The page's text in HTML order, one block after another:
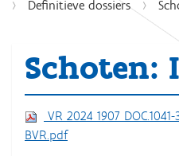
Definitieve dossiers
Schoten:
VR 2024 1907
BVR.pdf